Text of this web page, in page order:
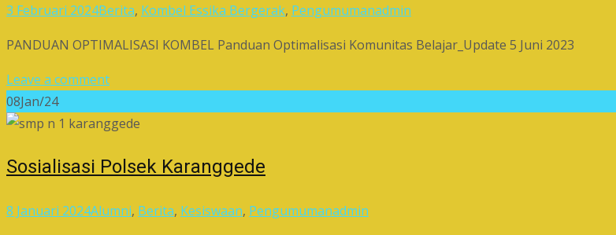
3 Februari 2024Berita, Kombel Essika Bergerak, Pengumumanadmin
PANDUAN OPTIMALISASI KOMBEL Panduan Optimalisasi Komunitas Belajar_Update 5 Juni 2023
Leave a comment
08Jan/24
Sosialisasi Polsek Karanggede
8 Januari 2024Alumni, Berita, Kesiswaan, Pengumumanadmin